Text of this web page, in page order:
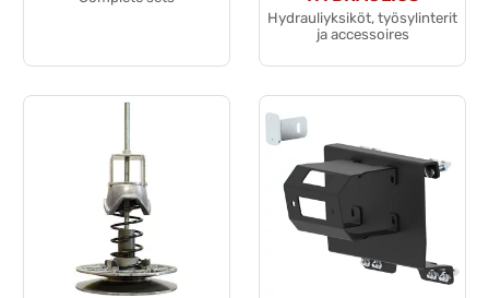
Hydrauliyksiköt, työsylinterit
ja accessoires